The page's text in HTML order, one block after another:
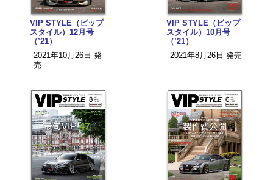
VIP STYLE（ビップ
スタイル）12月号
（’21）
2021年10月26日 発
売
VIP STYLE（ビップ
スタイル）10月号
（’21）
2021年8月26日 発売